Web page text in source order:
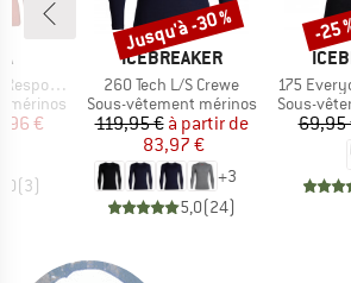
L/S Tee
mérinos
réduit
€
(3)
MARQUE
ICEBREAKER
Article
260 Tech L/S Crewe
Product group
Sous-vêtement mérinos
Prix
119,95 € Prix réduit
à partir de
83,97 €
+3
5,0(24)
Remise
Jusqu'à -30 %
Article
175
Product
Sous-
69,95
-25